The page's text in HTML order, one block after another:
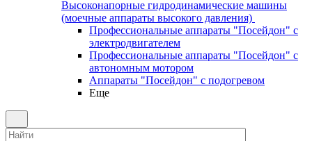
Высоконапорные гидродинамические машины
(моечные аппараты высокого давления)
Профессиональные аппараты "Посейдон" с
электродвигателем
Профессиональные аппараты "Посейдон" с
автономным мотором
Аппараты "Посейдон" с подогревом
Еще